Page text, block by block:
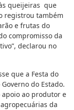
queijeiras que
registrou também
e frutas do
compromisso da
declarou no
que a Festa do
do Estado.
apoio ao produtor e
da